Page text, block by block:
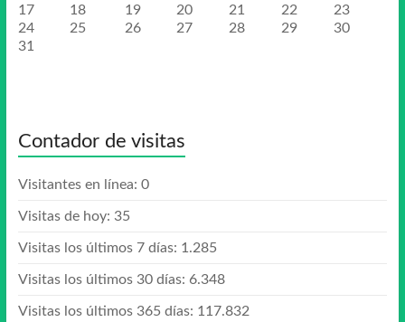
17
18 19 20 21 22
23
24
25 26 27 28 29
30
31
Contador de visitas
Visitantes en línea: 0
Visitas de hoy: 35
Visitas los últimos 7 días: 1.285
Visitas los últimos 30 días: 6.348
Visitas los últimos 365 días: 117.832